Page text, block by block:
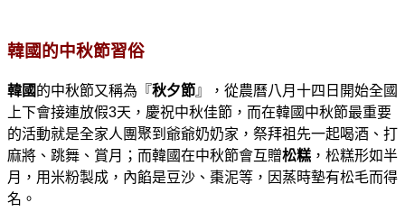
韓國的中秋節習俗
韓國的中秋節又稱為『秋夕節』，從農曆八月十四日開始全國
上下會接連放假3天，慶祝中秋佳節，而在韓國中秋節最重要
的活動就是全家人團聚到爺爺奶奶家，祭拜祖先一起喝酒、打
麻將、跳舞、賞月；而韓國在中秋節會互贈松糕 ，松糕形如半
月，用米粉製成，內餡是豆沙、棗泥等，因蒸時墊有松毛而得
名。